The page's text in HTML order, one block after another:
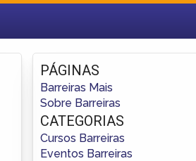
Fazer login
Criar conta
PÁGINAS
Barreiras Mais
Sobre Barreiras
CATEGORIAS
Cursos Barreiras
Eventos Barreiras